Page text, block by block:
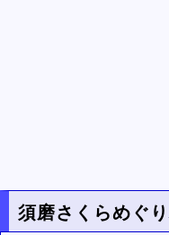
須磨さくらめぐ